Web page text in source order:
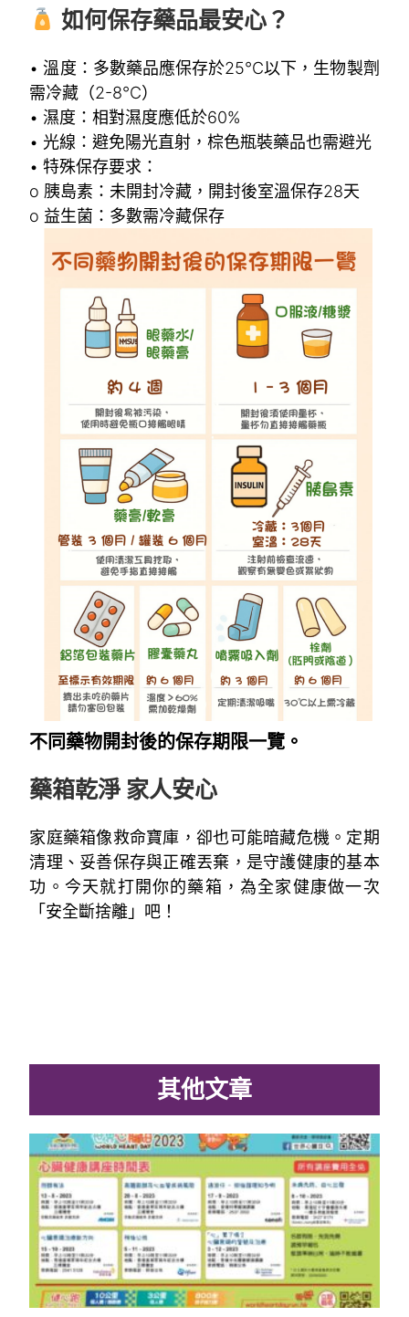
如何保存藥品最安心？
• 溫度：多數藥品應保存於25°C以下，生物製劑
需冷藏（2-8°C）
• 濕度：相對濕度應低於60%
• 光線：避免陽光直射，棕色瓶裝藥品也需避光
• 特殊保存要求：
o 胰島素：未開封冷藏，開封後室溫保存28天
o 益生菌：多數需冷藏保存
不同藥物開封後的保存期限一覽。
藥箱乾淨 家人安心
家庭藥箱像救命寶庫，卻也可能暗藏危機。定期
清理、妥善保存與正確丟棄，是守護健康的基本
功。今天就打開你的藥箱，為全家健康做一次
「安全斷捨離」吧！
其他文章